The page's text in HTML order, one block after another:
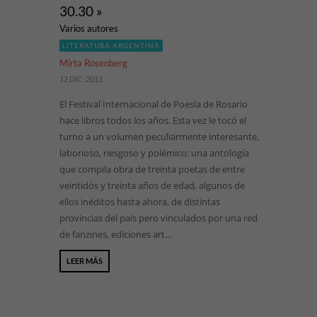
30.30 »
Varios autores
LITERATURA ARGENTINA
Mirta Rosenberg
12 DIC, 2013
El Festival Internacional de Poesía de Rosario
hace libros todos los años. Esta vez le tocó el
turno a un volumen peculiarmente interesante,
laborioso, riesgoso y polémico: una antología
que compila obra de treinta poetas de entre
veintidós y treinta años de edad, algunos de
ellos inéditos hasta ahora, de distintas
provincias del país pero vinculados por una red
de fanzines, ediciones art...
LEER MÁS